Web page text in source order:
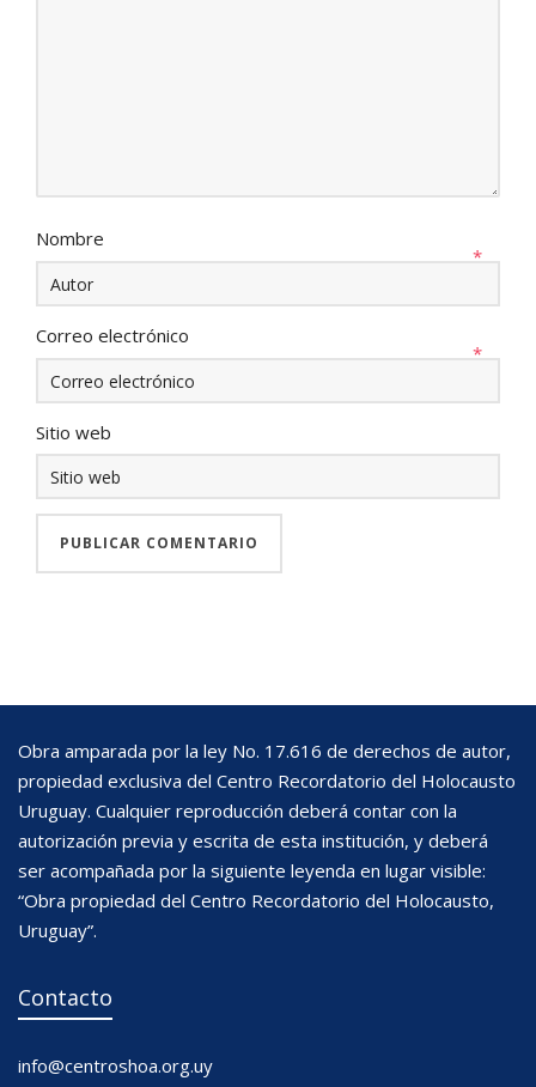
Nombre
*
Correo electrónico
*
Sitio web
Obra amparada por la ley No. 17.616 de derechos de autor,
propiedad exclusiva del Centro Recordatorio del Holocausto
Uruguay. Cualquier reproducción deberá contar con la
autorización previa y escrita de esta institución, y deberá
ser acompañada por la siguiente leyenda en lugar visible:
“Obra propiedad del Centro Recordatorio del Holocausto,
Uruguay”.
Contacto
info@centroshoa.org.uy